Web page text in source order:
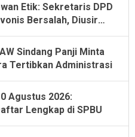
Etik: Sekretaris DPD
Bersalah, Diusir
Tahun
Sindang Panji Minta
Tertibkan Administrasi
Agustus 2026:
Lengkap di SPBU